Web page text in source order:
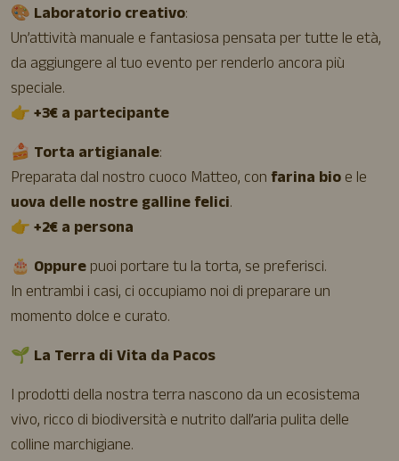
🎨 Laboratorio creativo:
Un’attività manuale e fantasiosa pensata per tutte le età,
da aggiungere al tuo evento per renderlo ancora più
speciale.
👉+3€ a partecipante
🍰 Torta artigianale:
Preparata dal nostro cuoco Matteo, con farina bioe le
uova delle nostre galline felici.
👉+2€ a persona
🎂 Oppurepuoi portare tu la torta, se preferisci.
In entrambi i casi, ci occupiamo noi di preparare un
momento dolce e curato.
🌱 La Terra di Vita da Pacos
I prodotti della nostra terra nascono da un ecosistema
vivo, ricco di biodiversità e nutrito dall’aria pulita delle
colline marchigiane.